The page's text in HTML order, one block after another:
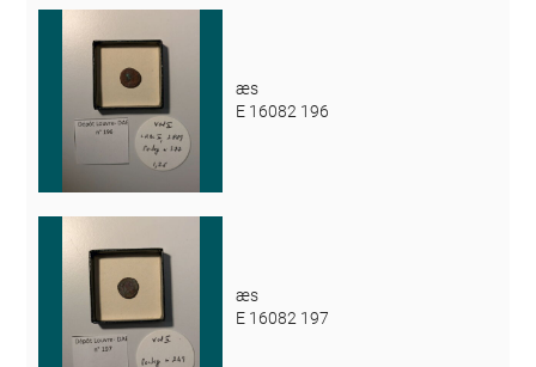
æs
E 16082 196
æs
E 16082 197